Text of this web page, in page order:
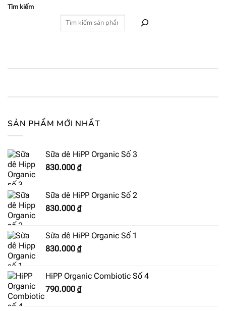
Tìm kiếm
SẢN PHẨM MỚI NHẤT
Sữa dê HiPP Organic Số 3
830.000 ₫
Sữa dê HiPP Organic Số 2
830.000 ₫
Sữa dê HiPP Organic Số 1
830.000 ₫
HiPP Organic Combiotic Số 4
790.000 ₫